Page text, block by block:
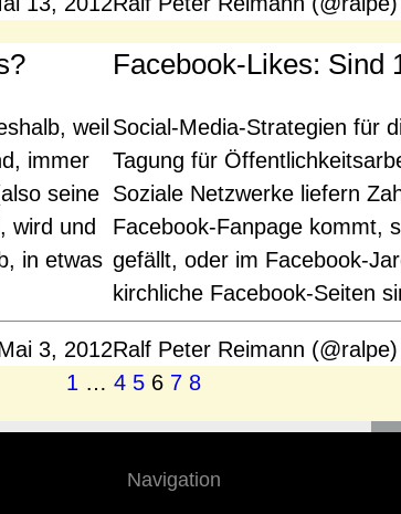
weil
immer
seine
wird und
in etwas
3, 2012
Facebook-Likes: Sind
Social-Media-Strategien für
Tagung für
Soziale Netzwerke liefern
Facebook-Fanpage kommt,
gefällt, oder im Facebook-
kirchliche Facebook-Seiten
Ralf Peter Reimann (@ralpe)
1 … 4 5 6 7 8
Navigation